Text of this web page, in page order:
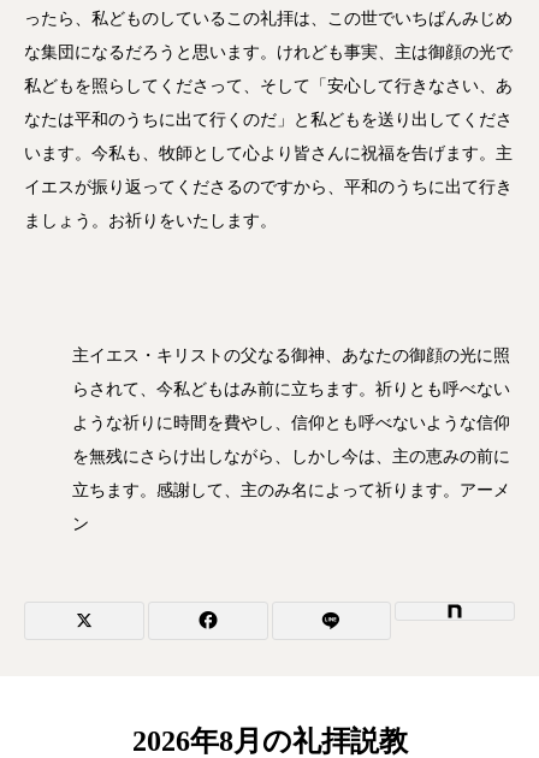
ったら、私どものしているこの礼拝は、この世でいちばんみじめ
な集団になるだろうと思います。けれども事実、主は御顔の光で
私どもを照らしてくださって、そして「安心して行きなさい、あ
なたは平和のうちに出て行くのだ」と私どもを送り出してくださ
います。今私も、牧師として心より皆さんに祝福を告げます。主
イエスが振り返ってくださるのですから、平和のうちに出て行き
ましょう。お祈りをいたします。
主イエス・キリストの父なる御神、あなたの御顔の光に照
らされて、今私どもはみ前に立ちます。祈りとも呼べない
ような祈りに時間を費やし、信仰とも呼べないような信仰
を無残にさらけ出しながら、しかし今は、主の恵みの前に
立ちます。感謝して、主のみ名によって祈ります。アーメ
ン
2026年8月の礼拝説教